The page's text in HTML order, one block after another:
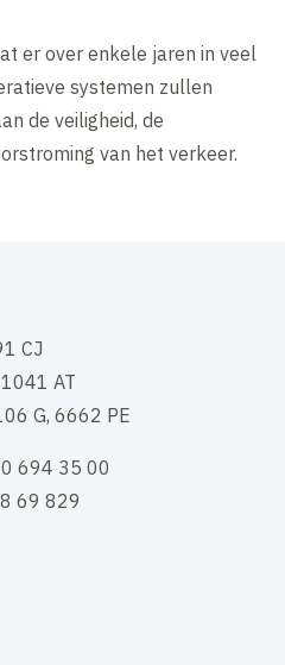
er over enkele jaren in veel
systemen zullen
de veiligheid, de
van het verkeer.
CJ
AT
G, 6662 PE
694 35 00
69 829